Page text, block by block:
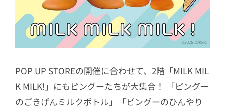
POP UP STOREの開催に合わせて、2階「MILK MIL
K MILK!」にもピングーたちが大集合！ 「ピングー
のごきげんミルクボトル」「ピングーのひんやり